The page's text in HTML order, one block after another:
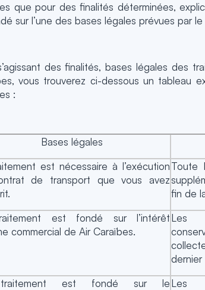
que pour des finalités déterminées,
sur l’une des bases légales prévues par le
des finalités, bases légales des
vous trouverez ci-dessous un tableau
:
Bases légales
est nécessaire à l’exécution
de transport que vous avez
Toute
fin de
est fondé sur l’intérêt
commercial de Air Caraïbes.
Les
est fondé sur leLes